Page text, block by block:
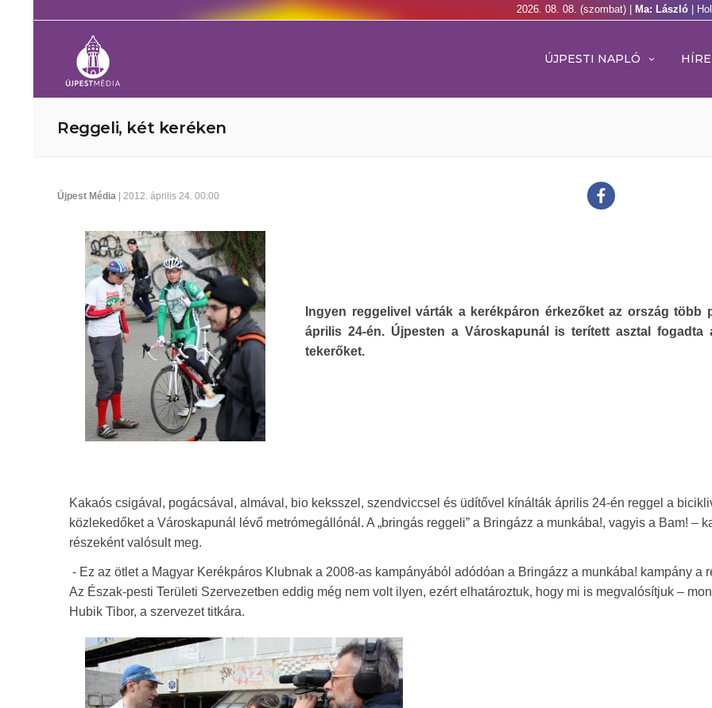
2026. 08. 08. (szombat) | Ma: László |
ÚJPESTI NAPLÓ
Reggeli, két keréken
Újpest Média | 2012. április 24. 00:00
Ingyen reggelivel várták a kerékpáron érkezőket az ország több
április 24-én. Újpesten a Városkapunál is terített asztal fogadta
tekerőket.
Kakaós csigával, pogácsával, almával, bio keksszel, szendviccsel és üdítővel kínálták április 24-én reggel a
közlekedőket a Városkapunál lévő metrómegállónál. A „bringás reggeli” a Bringázz a munkába!, vagyis a Bam! –
részeként valósult meg.
- Ez az ötlet a Magyar Kerékpáros Klubnak a 2008-as kampányából adódóan a Bringázz a munkába! kampány a
Az Észak-pesti Területi Szervezetben eddig még nem volt ilyen, ezért elhatároztuk, hogy mi is megvalósítjuk –
Hubik Tibor, a szervezet titkára.